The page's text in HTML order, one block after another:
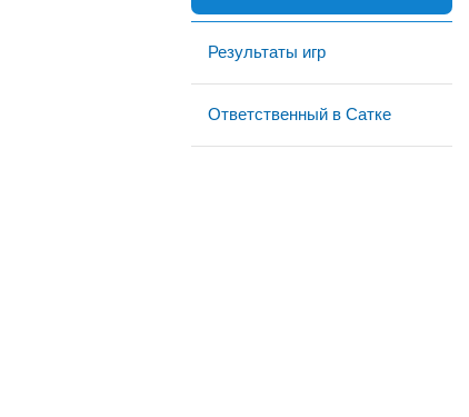
Результаты игр
Ответственный в Сатке